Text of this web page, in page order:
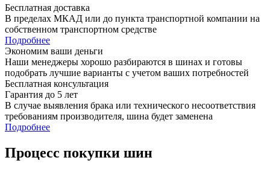
Бесплатная доставка
В пределах МКАД или до пункта транспортной компании на
собственном транспортном средстве
Подробнее
Экономим ваши деньги
Наши менеджеры хорошо разбираются в шинах и готовы
подобрать лучшие варианты с учетом ваших потребностей
Бесплатная консультация
Гарантия до 5 лет
В случае выявления брака или технического несоответствия
требованиям производителя, шина будет заменена
Подробнее
Процесс покупки шин